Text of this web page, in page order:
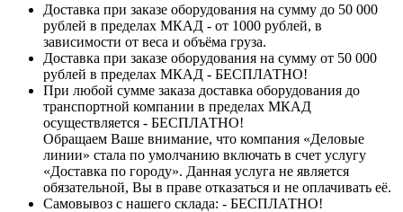
Доставка при заказе оборудования на сумму до 50 000
рублей в пределах МКАД - от 1000 рублей, в
зависимости от веса и объёма груза.
Доставка при заказе оборудования на сумму от 50 000
рублей в пределах МКАД - БЕСПЛАТНО!
При любой сумме заказа доставка оборудования до
транспортной компании в пределах МКАД
осуществляется - БЕСПЛАТНО!
Обращаем Ваше внимание, что компания «Деловые
линии» стала по умолчанию включать в счет услугу
«Доставка по городу». Данная услуга не является
обязательной, Вы в праве отказаться и не оплачивать её.
Самовывоз с нашего склада: - БЕСПЛАТНО!